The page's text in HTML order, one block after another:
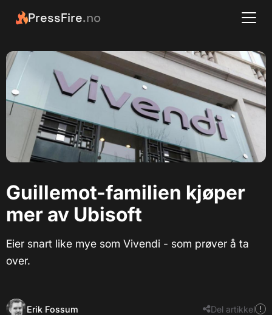
PressFire.no
Guillemot-familien kjøper
mer av Ubisoft
Eier snart like mye som Vivendi - som prøver å ta
over.
Erik Fossum Del artikkel